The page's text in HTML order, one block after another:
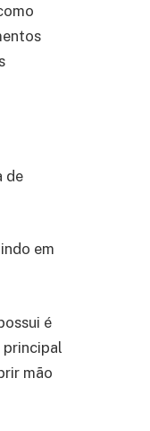
de
em
é
principal
mão